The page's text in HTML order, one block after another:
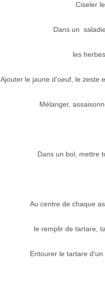
Ciseler
Dans un
les
Ajouter le jaune d'oeuf, le zeste
Mélanger,
Dans un bol, mettre
Au centre de chaque
le remplir de tartare,
Entourer le tartare